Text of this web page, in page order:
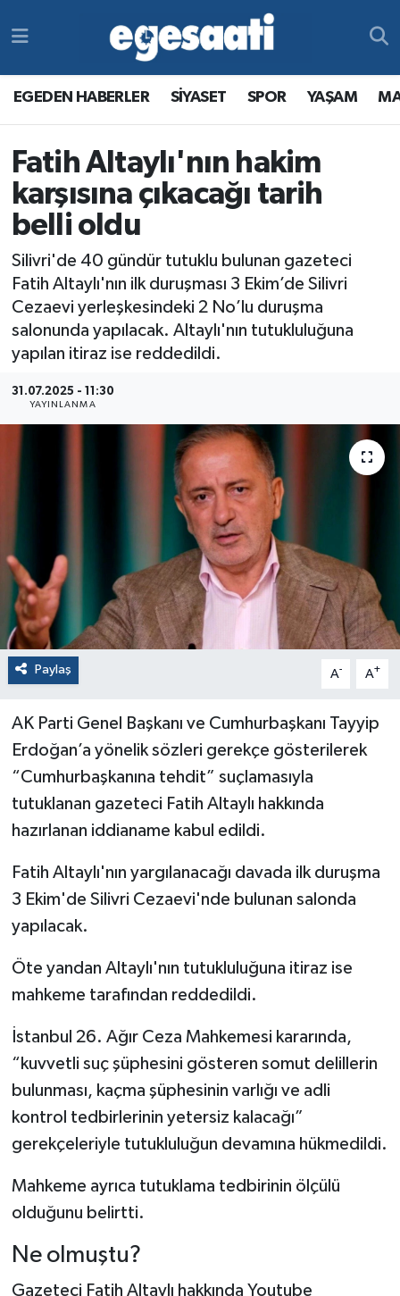
EGEDEN HABERLER SİYASET SPOR YAŞAM
Fatih Altaylı'nın hakim
karşısına çıkacağı tarih
belli oldu
Silivri'de 40 gündür tutuklu bulunan gazeteci
Fatih Altaylı'nın ilk duruşması 3 Ekim’de Silivri
Cezaevi yerleşkesindeki 2 No’lu duruşma
salonunda yapılacak. Altaylı'nın tutukluluğuna
yapılan itiraz ise reddedildi.
31.07.2025 - 11:30
YAYINLANMA
Paylaş A- A+
AK Parti Genel Başkanı ve Cumhurbaşkanı Tayyip
Erdoğan’a yönelik sözleri gerekçe gösterilerek
“Cumhurbaşkanına tehdit” suçlamasıyla
tutuklanan gazeteci Fatih Altaylı hakkında
hazırlanan iddianame kabul edildi.
Fatih Altaylı'nın yargılanacağı davada ilk duruşma
3 Ekim'de Silivri Cezaevi'nde bulunan salonda
yapılacak.
Öte yandan Altaylı'nın tutukluluğuna itiraz ise
mahkeme tarafından reddedildi.
İstanbul 26. Ağır Ceza Mahkemesi kararında,
“kuvvetli suç şüphesini gösteren somut delillerin
bulunması, kaçma şüphesinin varlığı ve adli
kontrol tedbirlerinin yetersiz kalacağı”
gerekçeleriyle tutukluluğun devamına hükmedildi.
Mahkeme ayrıca tutuklama tedbirinin ölçülü
olduğunu belirtti.
Ne olmuştu?
Gazeteci Fatih Altaylı hakkında Youtube
Yazarlar
YAŞAM
MAGAZİN
SPOR
YAŞAM
RESMİ REKLAMLAR
Egemax TV
Süper Lig Puan Durumu ve Fikstür
Tüm Manşetler
Haber Arşivi